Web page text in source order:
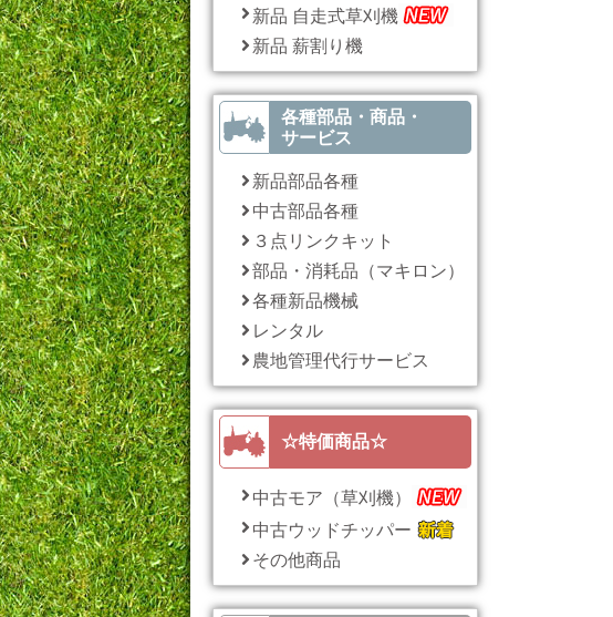
新品 自走式草刈機
新品 薪割り機
各種部品・商品・
サービス
新品部品各種
中古部品各種
３点リンクキット
部品・消耗品（マキロン）
各種新品機械
レンタル
農地管理代行サービス
☆特価商品☆
中古モア（草刈機）
中古ウッドチッパー
その他商品